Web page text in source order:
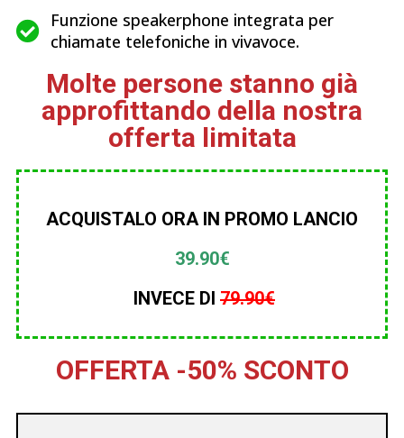
Funzione speakerphone integrata per
chiamate telefoniche in vivavoce.
Molte persone stanno già
approfittando della nostra
offerta limitata
ACQUISTALO ORA IN PROMO LANCIO
39.90€
INVECE DI 79.90€
OFFERTA -50% SCONTO